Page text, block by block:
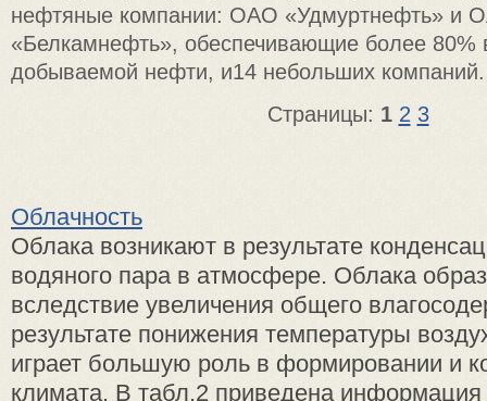
нефтяные компании: ОАО «Удмуртнефть» и
«Белкамнефть», обеспечивающие более 80%
добываемой нефти, и14 небольших компаний.
Страницы: 1 2 3
Облачность
Облака возникают в результате
водяного пара в атмосфере. Облака
вследствие увеличения общего
результате понижения температуры
играет большую роль в формировании и
климата. В табл.2 приведена информация